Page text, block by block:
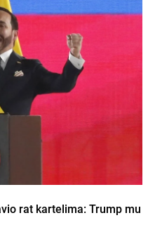
rat kartelima: Trump mu